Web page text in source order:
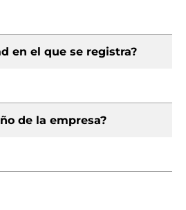
en el que se registra?
de la empresa?